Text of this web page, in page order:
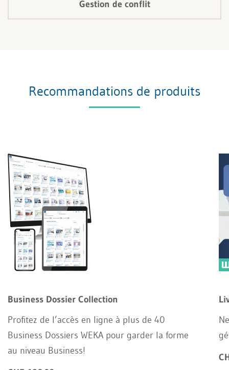
Gestion de conflit
Recommandations de produits
Business Dossier Collection
Profitez de l’accès en ligne à plus de 40
Business Dossiers WEKA pour garder la forme
au niveau Business!